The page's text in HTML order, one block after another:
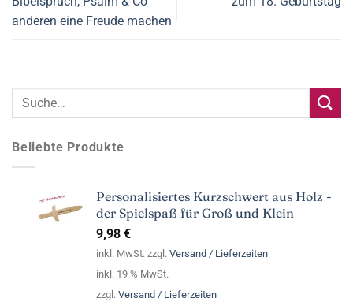
anderen eine Freude machen
Beliebte Produkte
Personalisiertes Kurzschwert aus Holz -
der Spielspaß für Groß und Klein
9,98 €
inkl. MwSt. zzgl. Versand / Lieferzeiten
inkl. 19 % MwSt.
zzgl. Versand / Lieferzeiten